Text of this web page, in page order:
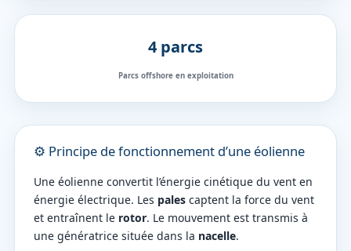
4 parcs
Parcs offshore en exploitation
⚙️ Principe de fonctionnement d’une éolienne
Une éolienne convertit l’énergie cinétique du vent en
énergie électrique. Les palescaptent la force du vent
et entraînent le rotor. Le mouvement est transmis à
une génératrice située dans la nacelle.